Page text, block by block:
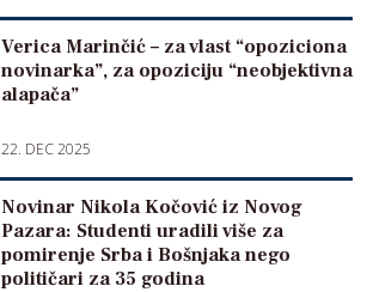
Verica Marinčić – za vlast “opoziciona
novinarka”, za opoziciju “neobjektivna
alapača”
22. DEC 2025
Novinar Nikola Kočović iz Novog
Pazara: Studenti uradili više za
pomirenje Srba i Bošnjaka nego
političari za 35 godina